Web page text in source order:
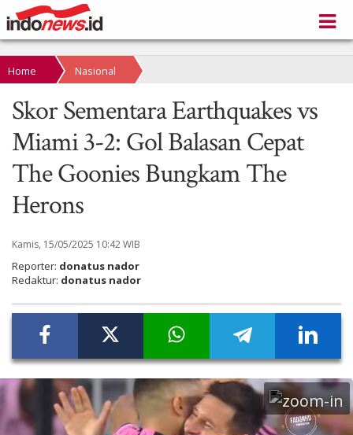
Home Nasional
Skor Sementara Earthquakes vs
Miami 3-2: Gol Balasan Cepat
The Goonies Bungkam The
Herons
Kamis, 15/05/2025 10:42 WIB
Reporter: donatus nador
Redaktur: donatus nador